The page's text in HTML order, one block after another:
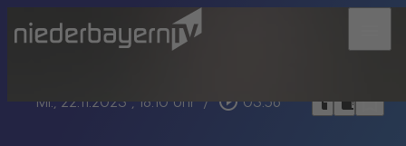
Mi., 22.11.2023 , 18:10 Uhr / play_circle_outline 03:56 headphoneschrome_reader_modebookmark_border